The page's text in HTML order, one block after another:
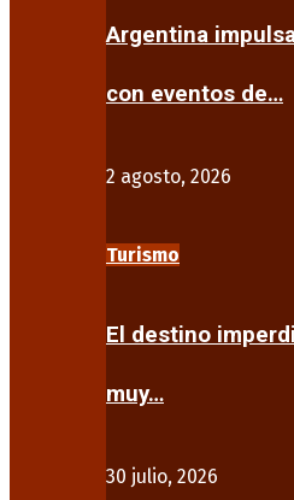
Argentina
con eventos de…
2 agosto, 2026
Turismo
El destino
muy…
30 julio, 2026